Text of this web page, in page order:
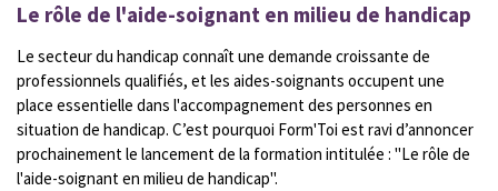
Le rôle de l'aide-soignant en milieu de handicap
Le secteur du handicap connaît une demande croissante de
professionnels qualifiés, et les aides-soignants occupent une
place essentielle dans l'accompagnement des personnes en
situation de handicap. C’est pourquoi Form'Toi est ravi d’annoncer
prochainement le lancement de la formation intitulée : "Le rôle de
l'aide-soignant en milieu de handicap".